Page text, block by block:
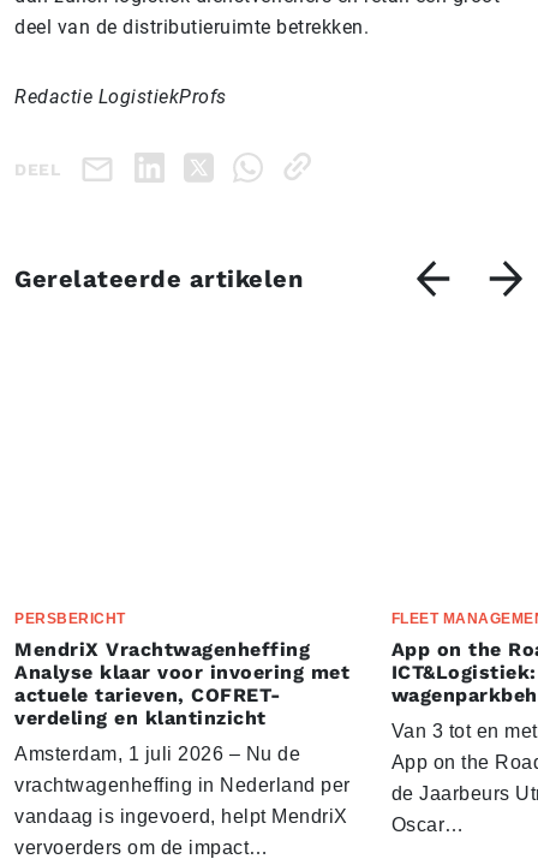
deel van de distributieruimte betrekken.
Redactie LogistiekProfs
DEEL
Gerelateerde artikelen
PERSBERICHT
MendriX Vrachtwagenheffing
Analyse klaar voor invoering met
actuele tarieven, COFRET-
verdeling en klantinzicht
Amsterdam, 1 juli 2026 – Nu de
vrachtwagenheffing in Nederland per
vandaag is ingevoerd, helpt MendriX
vervoerders om de impact…
FLEET
App on the
Van 3 tot en
App on the
de Jaarbeurs
Oscar…